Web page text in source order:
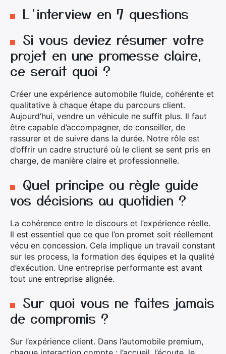
L’interview en 7 questions
Si vous deviez résumer votre
projet en une promesse claire,
ce serait quoi ?
Créer une expérience automobile fluide, cohérente et
qualitative à chaque étape du parcours client.
Aujourd’hui, vendre un véhicule ne suffit plus. Il faut
être capable d’accompagner, de conseiller, de
rassurer et de suivre dans la durée. Notre rôle est
d’offrir un cadre structuré où le client se sent pris en
charge, de manière claire et professionnelle.
Quel principe ou règle guide
vos décisions au quotidien ?
La cohérence entre le discours et l’expérience réelle.
Il est essentiel que ce que l’on promet soit réellement
vécu en concession. Cela implique un travail constant
sur les process, la formation des équipes et la qualité
d’exécution. Une entreprise performante est avant
tout une entreprise alignée.
Sur quoi vous ne faites jamais
de compromis ?
Sur l’expérience client. Dans l’automobile premium,